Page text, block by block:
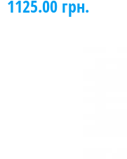
1125.00 грн.